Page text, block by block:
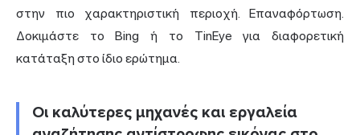
στην πιο χαρακτηριστική περιοχή. Επαναφόρτωση.
Δοκιμάστε τοBing ή το TinEye για διαφορετική
κατάταξη στο ίδιο ερώτημα.
Οι καλύτερες μηχανές και εργαλεία